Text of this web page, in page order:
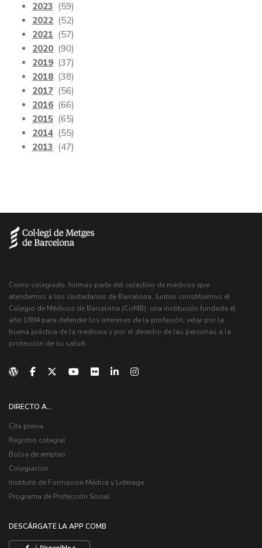
2023 (59)
2022 (52)
2021 (57)
2020 (90)
2019 (37)
2018 (38)
2017 (56)
2016 (66)
2015 (65)
2014 (55)
2013 (47)
Como colegiado, formas parte del colectivo de médicos que
atendemos a los ciudadanos de Barcelona. Juntos constituimos el
Colegio de Médicos de Barcelona (CoMB), una institución fundada el
año 1894 para defender los intereses de la profesión, velar por la
buena práctica de la medicina y por el derecho de las personas a la
protección de su salud.
DIRECTO A...
Cita previa
Registro colegial
Bolsa de empleo
Colegiación
Instituto de Formación Médica y Liderage
Programa de Protección Social
DESCÁRGATE LA APP COMB